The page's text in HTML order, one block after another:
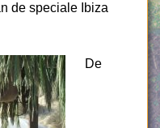
de speciale Ibiza
De